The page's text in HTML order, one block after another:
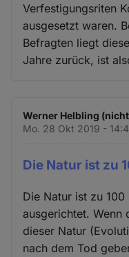
Verfestigungsriten
ausgesetzt waren.
Befragten liegt
Jahre zurück, ist
Werner Helbling
Mo. 28 Okt 2019 -
Die Natur ist zu
Die Natur ist zu
ausgerichtet. Wenn
dieser Natur
nach dem Tod